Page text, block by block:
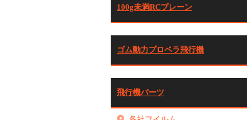
100g未満RCプレーン
ゴム動力プロペラ飛行機
飛行機パーツ